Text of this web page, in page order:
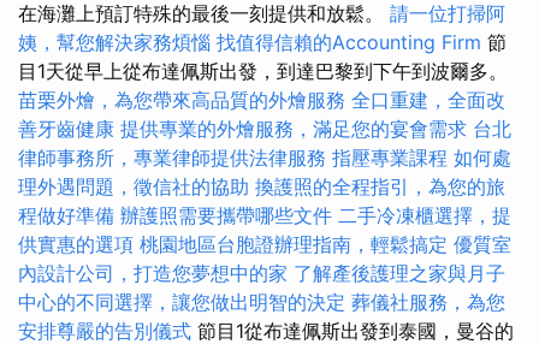
在海灘上預訂特殊的最後一刻提供和放鬆。 請一位打掃阿
姨，幫您解決家務煩惱 找值得信賴的Accounting Firm 節
目1天從早上從布達佩斯出發，到達巴黎到下午到波爾多。
苗栗外燴，為您帶來高品質的外燴服務 全口重建，全面改
善牙齒健康 提供專業的外燴服務，滿足您的宴會需求 台北
律師事務所，專業律師提供法律服務 指壓專業課程 如何處
理外遇問題，徵信社的協助 換護照的全程指引，為您的旅
程做好準備 辦護照需要攜帶哪些文件 二手冷凍櫃選擇，提
供實惠的選項 桃園地區台胞證辦理指南，輕鬆搞定 優質室
內設計公司，打造您夢想中的家 了解產後護理之家與月子
中心的不同選擇，讓您做出明智的決定 葬儀社服務，為您
安排尊嚴的告別儀式 節目1從布達佩斯出發到泰國，曼谷的